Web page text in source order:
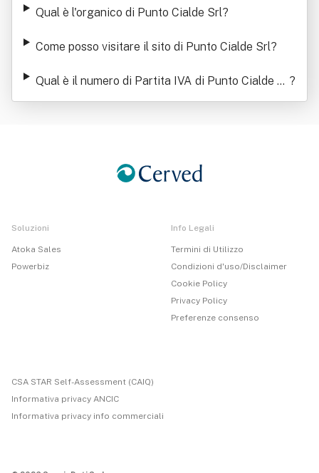
Qual è l'organico di Punto Cialde Srl?
Come posso visitare il sito di Punto Cialde Srl?
Qual è il numero di Partita IVA di Punto Cialde Sr
l
?
Soluzioni
Atoka Sales
Powerbiz
Info Legali
Termini di Utilizzo
Condizioni d'uso/Disclaimer
Cookie Policy
Privacy Policy
Preferenze consenso
CSA STAR Self-Assessment (CAIQ)
Informativa privacy ANCIC
Informativa privacy info commerciali